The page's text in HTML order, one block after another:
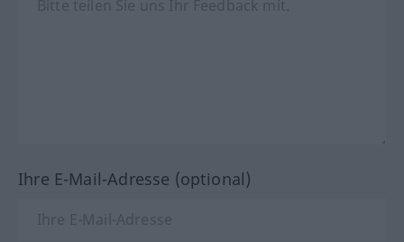
Ihre E-Mail-Adresse (optional)